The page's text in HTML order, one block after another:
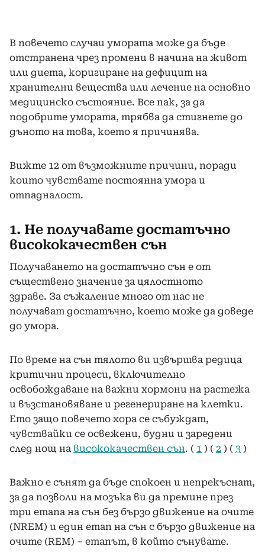
В повечето случаи умората може да бъде
отстранена чрез промени в начина на живот
или диета, коригиране на дефицит на
хранителни вещества или лечение на основно
медицинско състояние. Все пак, за да
подобрите умората, трябва да стигнете до
дъното на това, което я причинява.
Вижте 12 от възможните причини, поради
които чувствате постоянна умора и
отпадналост.
1. Не получавате достатъчно
висококачествен сън
Получаването на достатъчно сън е от
съществено значение за цялостното
здраве. За съжаление много от нас не
получават достатъчно, което може да доведе
до умора.
По време на сън тялото ви извършва редица
критични процеси, включително
освобождаване на важни хормони на растежа
и възстановяване и регенериране на клетки.
Ето защо повечето хора се събуждат,
чувствайки се освежени, будни и заредени
след нощ на висококачествен сън. ( 1 ) ( 2 ) ( 3 )
Важно е сънят да бъде спокоен и непрекъснат,
за да позволи на мозъка ви да премине през
три етапа на сън без бързо движение на очите
(NREM) и един етап на сън с бързо движение на
очите (REM) – етапът, в който сънувате.